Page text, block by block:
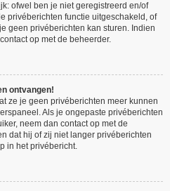
ofwel ben je niet geregistreerd en/of
privéberichten functie uitgeschakeld, of
geen privéberichten kan sturen. Indien
op met de beheerder.
ontvangen!
ze je geen privéberichten meer kunnen
Als je ongepaste privéberichten
neem dan contact op met de
dat hij of zij niet langer privéberichten
in het privébericht.